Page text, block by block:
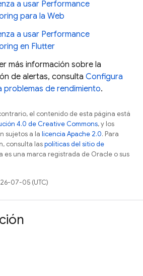
a usar Performance
para la Web
a usar Performance
en Flutter
más información sobre la
de alertas, consulta Configura
problemas de rendimiento.
el contenido de esta página está
4.0 de Creative Commons, y los
sujetos a la licencia Apache 2.0. Para
consulta laspolíticas del sitio de
es una marca registrada de Oracle o sus
07-05 (UTC)